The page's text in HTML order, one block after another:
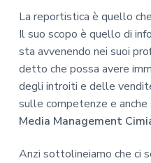
La reportistica è quello
Il suo scopo è quello di
sta avvenendo nei suoi
detto che possa avere
degli introiti e delle
sulle competenze e
Media Management
Anzi sottolineiamo che ci